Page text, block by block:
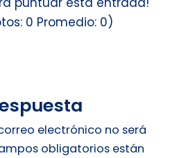
0 Promedio: 0)
electrónico no será
obligatorios están